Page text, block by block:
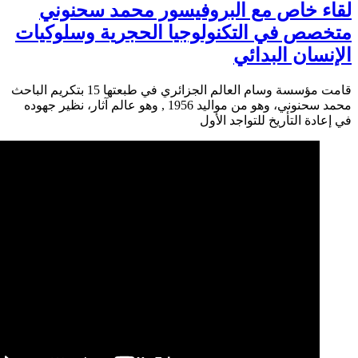
خاص مع البروفيسور محمد سحنوني
في التكنولوجيا الحجرية وسلوكيات
البدائي
قامت مؤسسة وسام العالم الجزائري في طبعتها 15 بتكريم الباحث
محمد سحنوني، وهو من مواليد 1956 , وهو عالم آثار، نظير جهوده
التأريخ للتواجد الأول